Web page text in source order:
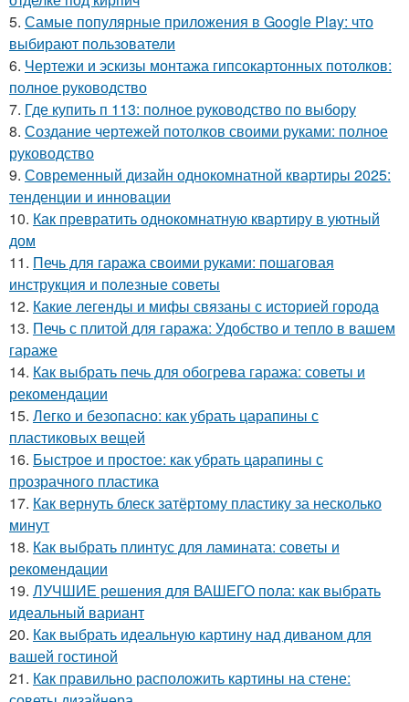
5. Самые популярные приложения в Google Play: что
выбирают пользователи
6. Чертежи и эскизы монтажа гипсокартонных потолков:
полное руководство
7. Где купить п 113: полное руководство по выбору
8. Создание чертежей потолков своими руками: полное
руководство
9. Современный дизайн однокомнатной квартиры 2025:
тенденции и инновации
10. Как превратить однокомнатную квартиру в уютный
дом
11. Печь для гаража своими руками: пошаговая
инструкция и полезные советы
12. Какие легенды и мифы связаны с историей города
13. Печь с плитой для гаража: Удобство и тепло в вашем
гараже
14. Как выбрать печь для обогрева гаража: советы и
рекомендации
15. Легко и безопасно: как убрать царапины с
пластиковых вещей
16. Быстрое и простое: как убрать царапины с
прозрачного пластика
17. Как вернуть блеск затёртому пластику за несколько
минут
18. Как выбрать плинтус для ламината: советы и
рекомендации
19. ЛУЧШИЕ решения для ВАШЕГО пола: как выбрать
идеальный вариант
20. Как выбрать идеальную картину над диваном для
вашей гостиной
21. Как правильно расположить картины на стене: